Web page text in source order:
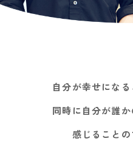
自分が幸せになる
同時に自分が誰
感じることの